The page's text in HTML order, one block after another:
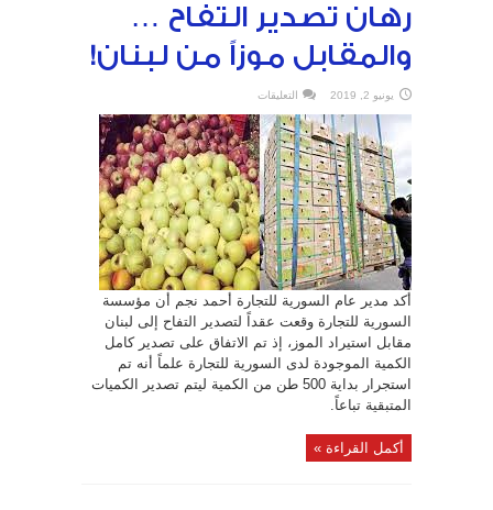
رهان تصدير التفاح …
والمقابل موزاً من لبنان!
يونيو 2, 2019 التعليقات
للتجارة”
تكسب
رهان
تصدير
التفاح
…
والمقابل
موزاً
من
لبنان!
مغلقة
أكد مدير عام السورية للتجارة أحمد نجم أن مؤسسة
السورية للتجارة وقعت عقداً لتصدير التفاح إلى لبنان
مقابل استيراد الموز، إذ تم الاتفاق على تصدير كامل
الكمية الموجودة لدى السورية للتجارة علماً أنه تم
استجرار بداية 500 طن من الكمية ليتم تصدير الكميات
المتبقية تباعاً.
أكمل القراءة »